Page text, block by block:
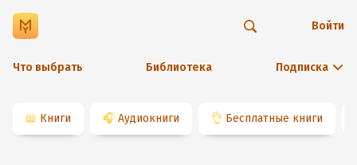
Что выбрать Библиотека Подписка
Войти
📖 Книги 🎧 Аудиокниги 👌 Бесплатные книги